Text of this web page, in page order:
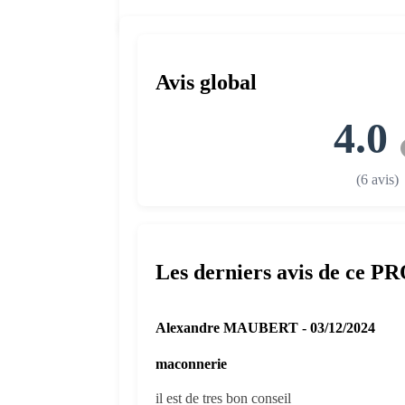
Avis global
4.0
(6 avis)
Les derniers avis de ce
Alexandre MAUBERT - 03/12/2024
maconnerie
il est de tres bon conseil